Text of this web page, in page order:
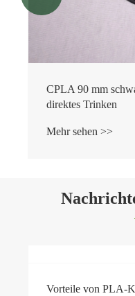
CPLA 90 mm
direktes Trinken
Mehr sehen >>
Vorteile von PLA-